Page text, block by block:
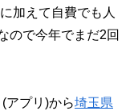
加えて自費でも人
ので今年でまだ2回
アプリ)から埼玉県